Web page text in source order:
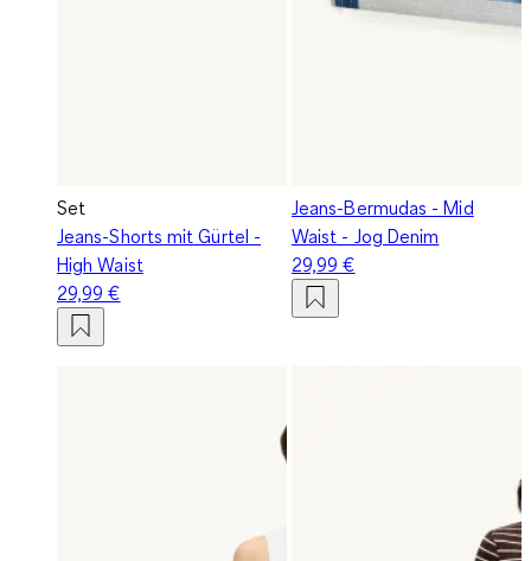
Set
Jeans-Shorts mit Gürtel -
High Waist
29,99 €
Jeans-Bermudas - Mid
Waist - Jog Denim
29,99 €